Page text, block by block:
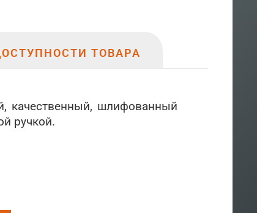
ТОВАРА
качественный, шлифованный
ручкой.